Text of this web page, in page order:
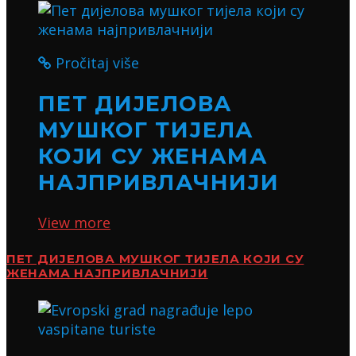
Pročitaj više
ПЕТ ДИЈЕЛОВА
МУШКОГ ТИЈЕЛА
КОЈИ СУ ЖЕНАМА
НАЈПРИВЛАЧНИЈИ
View more
ПЕТ ДИЈЕЛОВА МУШКОГ ТИЈЕЛА КОЈИ СУ
ЖЕНАМА НАЈПРИВЛАЧНИЈИ